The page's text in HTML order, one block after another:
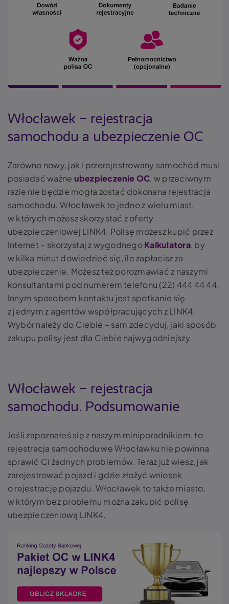
Włocławek – rejestracja
samochodu a ubezpieczenie OC
Zarówno nowy, jak i przerejestrowany samochód musi
posiadać ważne ubezpieczenie OC, w przeciwnym
razie nie będzie mogła zostać dokonana rejestracja
samochodu. Włocławek to jedno z wielu miast,
w których możesz skorzystać z oferty
ubezpieczeniowej LINK4. Polisę możesz kupić przez
Internet – skorzystaj z wygodnegoKalkulatora, by
w kilka minut dowiedzieć się, ile zapłacisz za
ubezpieczenie. Możesz też porozmawiać z naszymi
konsultantami pod numerem telefonu (22) 444 44 44.
Innym sposobem kontaktu jest spotkanie się
z jednym z agentów współpracujących z LINK4.
Wybór należy do Ciebie – sam zdecyduj, jaki sposób
zakupu polisy jest dla Ciebie najwygodniejszy.
Włocławek – rejestracja
samochodu. Podsumowanie
Jeśli zapoznałeś się z naszym miniporadnikiem, to
rejestracja samochodu we Włocławku nie powinna
sprawić Ci żadnych problemów. Teraz już wiesz, jak
zarejestrować pojazd i gdzie złożyć wniosek
o rejestrację pojazdu. Włocławek to także miasto,
w którym bez problemu można zakupić polisę
ubezpieczeniową LINK4.